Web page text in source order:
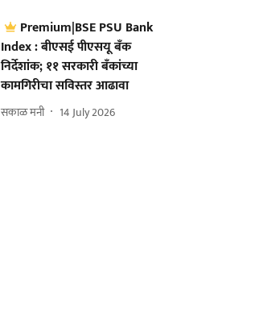
Premium|BSE PSU Bank
Index : बीएसई पीएसयू बँक
निर्देशांक; ११ सरकारी बँकांच्या
कामगिरीचा सविस्तर आढावा
सकाळ मनी 14 July 2026